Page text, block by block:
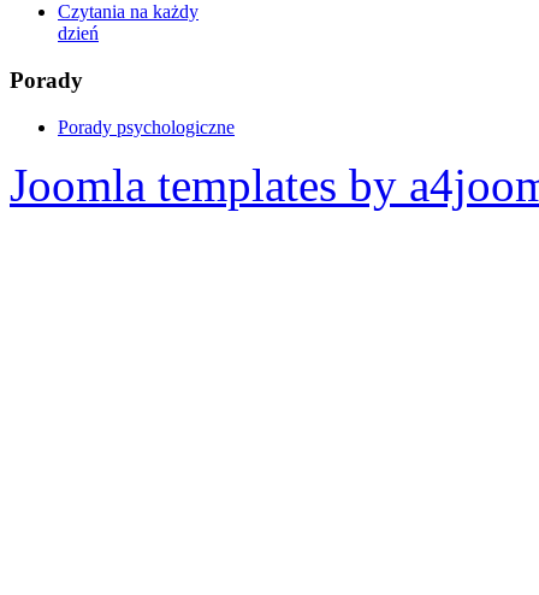
Czytania na każdy
dzień
Porady
Porady psychologiczne
Joomla templates by